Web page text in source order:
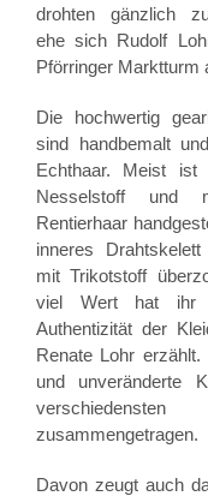
drohten gänzlich
ehe sich Rudolf
Pförringer Marktturm
Die hochwertig
sind handbemalt
Echthaar. Meist ist
Nesselstoff und
Rentierhaar
inneres
mit Trikotstoff
viel Wert hat ihr
Authentizität der
Renate Lohr erzählt.
und unveränderte
zusammengetragen.
Davon zeugt auch